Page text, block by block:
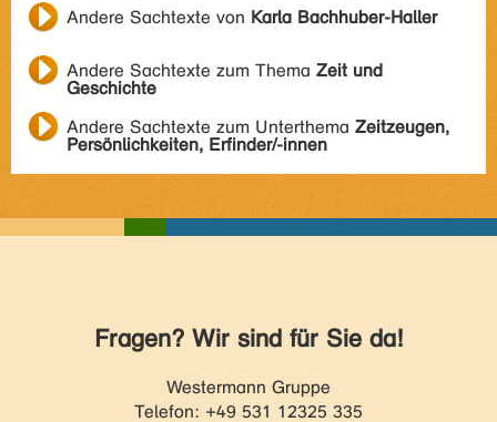
Andere Sachtexte von Karla Bachhuber-Haller
Andere Sachtexte zum Thema Zeit und
Geschichte
Andere Sachtexte zum Unterthema Zeitzeugen,
Persönlichkeiten, Erfinder/-innen